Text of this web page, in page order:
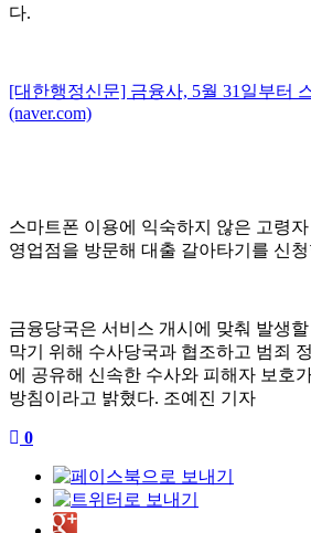
다.
[대한행정신문] 금융사, 5월 31일부터
(naver.com)
스마트폰 이용에 익숙하지 않은 고령
영업점을 방문해 대출 갈아타기를 신
금융당국은 서비스 개시에 맞춰 발생
막기 위해 수사당국과 협조하고 범죄
에 공유해 신속한 수사와 피해자 보호
방침이라고 밝혔다. 조예진 기자
0